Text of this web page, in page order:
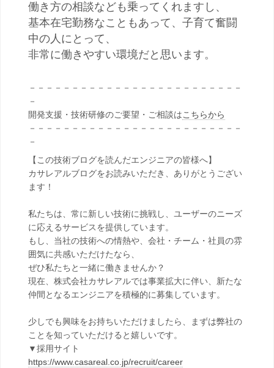
働き方の相談なども乗ってくれますし、
基本在宅勤務なこともあって、子育て奮闘
中の人にとって、
非常に働きやすい環境だと思います。
－－－－－－－－－－－－－－－－－－－－－－－－－
－
開発支援・技術研修のご要望・ご相談はこちらから
－－－－－－－－－－－－－－－－－－－－－－－－－
－
【この技術ブログを読んだエンジニアの皆様へ】
カサレアルブログをお読みいただき、ありがとうござい
ます！
私たちは、常に新しい技術に挑戦し、ユーザーのニーズ
に応えるサービスを提供しています。
もし、当社の技術への情熱や、会社・チーム・社員の雰
囲気に共感いただけたなら、
ぜひ私たちと一緒に働きませんか？
現在、株式会社カサレアルでは事業拡大に伴い、新たな
仲間となるエンジニアを積極的に募集しています。
少しでも興味をお持ちいただけましたら、まずは弊社の
ことを知っていただけると嬉しいです。
▼採用サイト
https://www.casareal.co.jp/recruit/career